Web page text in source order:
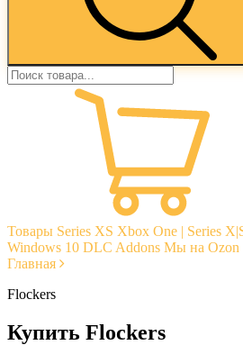
Товары Series XS Xbox One | Series
Windows 10 DLC Addons Мы на Ozon
Главная
Flockers
Купить Flockers